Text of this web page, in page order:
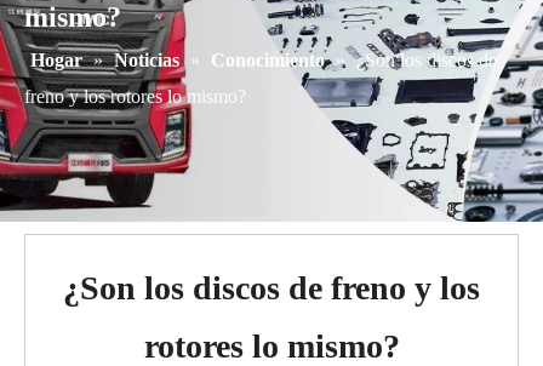
mismo?
Hogar » Noticias » Conocimiento » ¿Son los discos de
freno y los rotores lo mismo?
¿Son los discos de freno y los
rotores lo mismo?